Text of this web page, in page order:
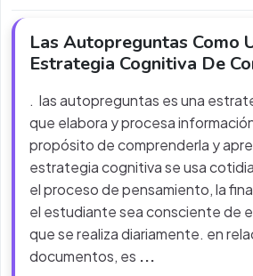
Las Autopreguntas Como
Estrategia Cognitiva De
. las autopreguntas es una
que elabora y procesa
propósito de comprenderla y
estrategia cognitiva se usa
el proceso de pensamiento, la
el estudiante sea consciente de
que se realiza diariamente. en
documentos, es ...